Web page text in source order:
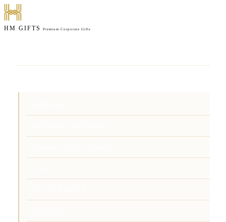
HM GIFTS Premium Corporate Gifts